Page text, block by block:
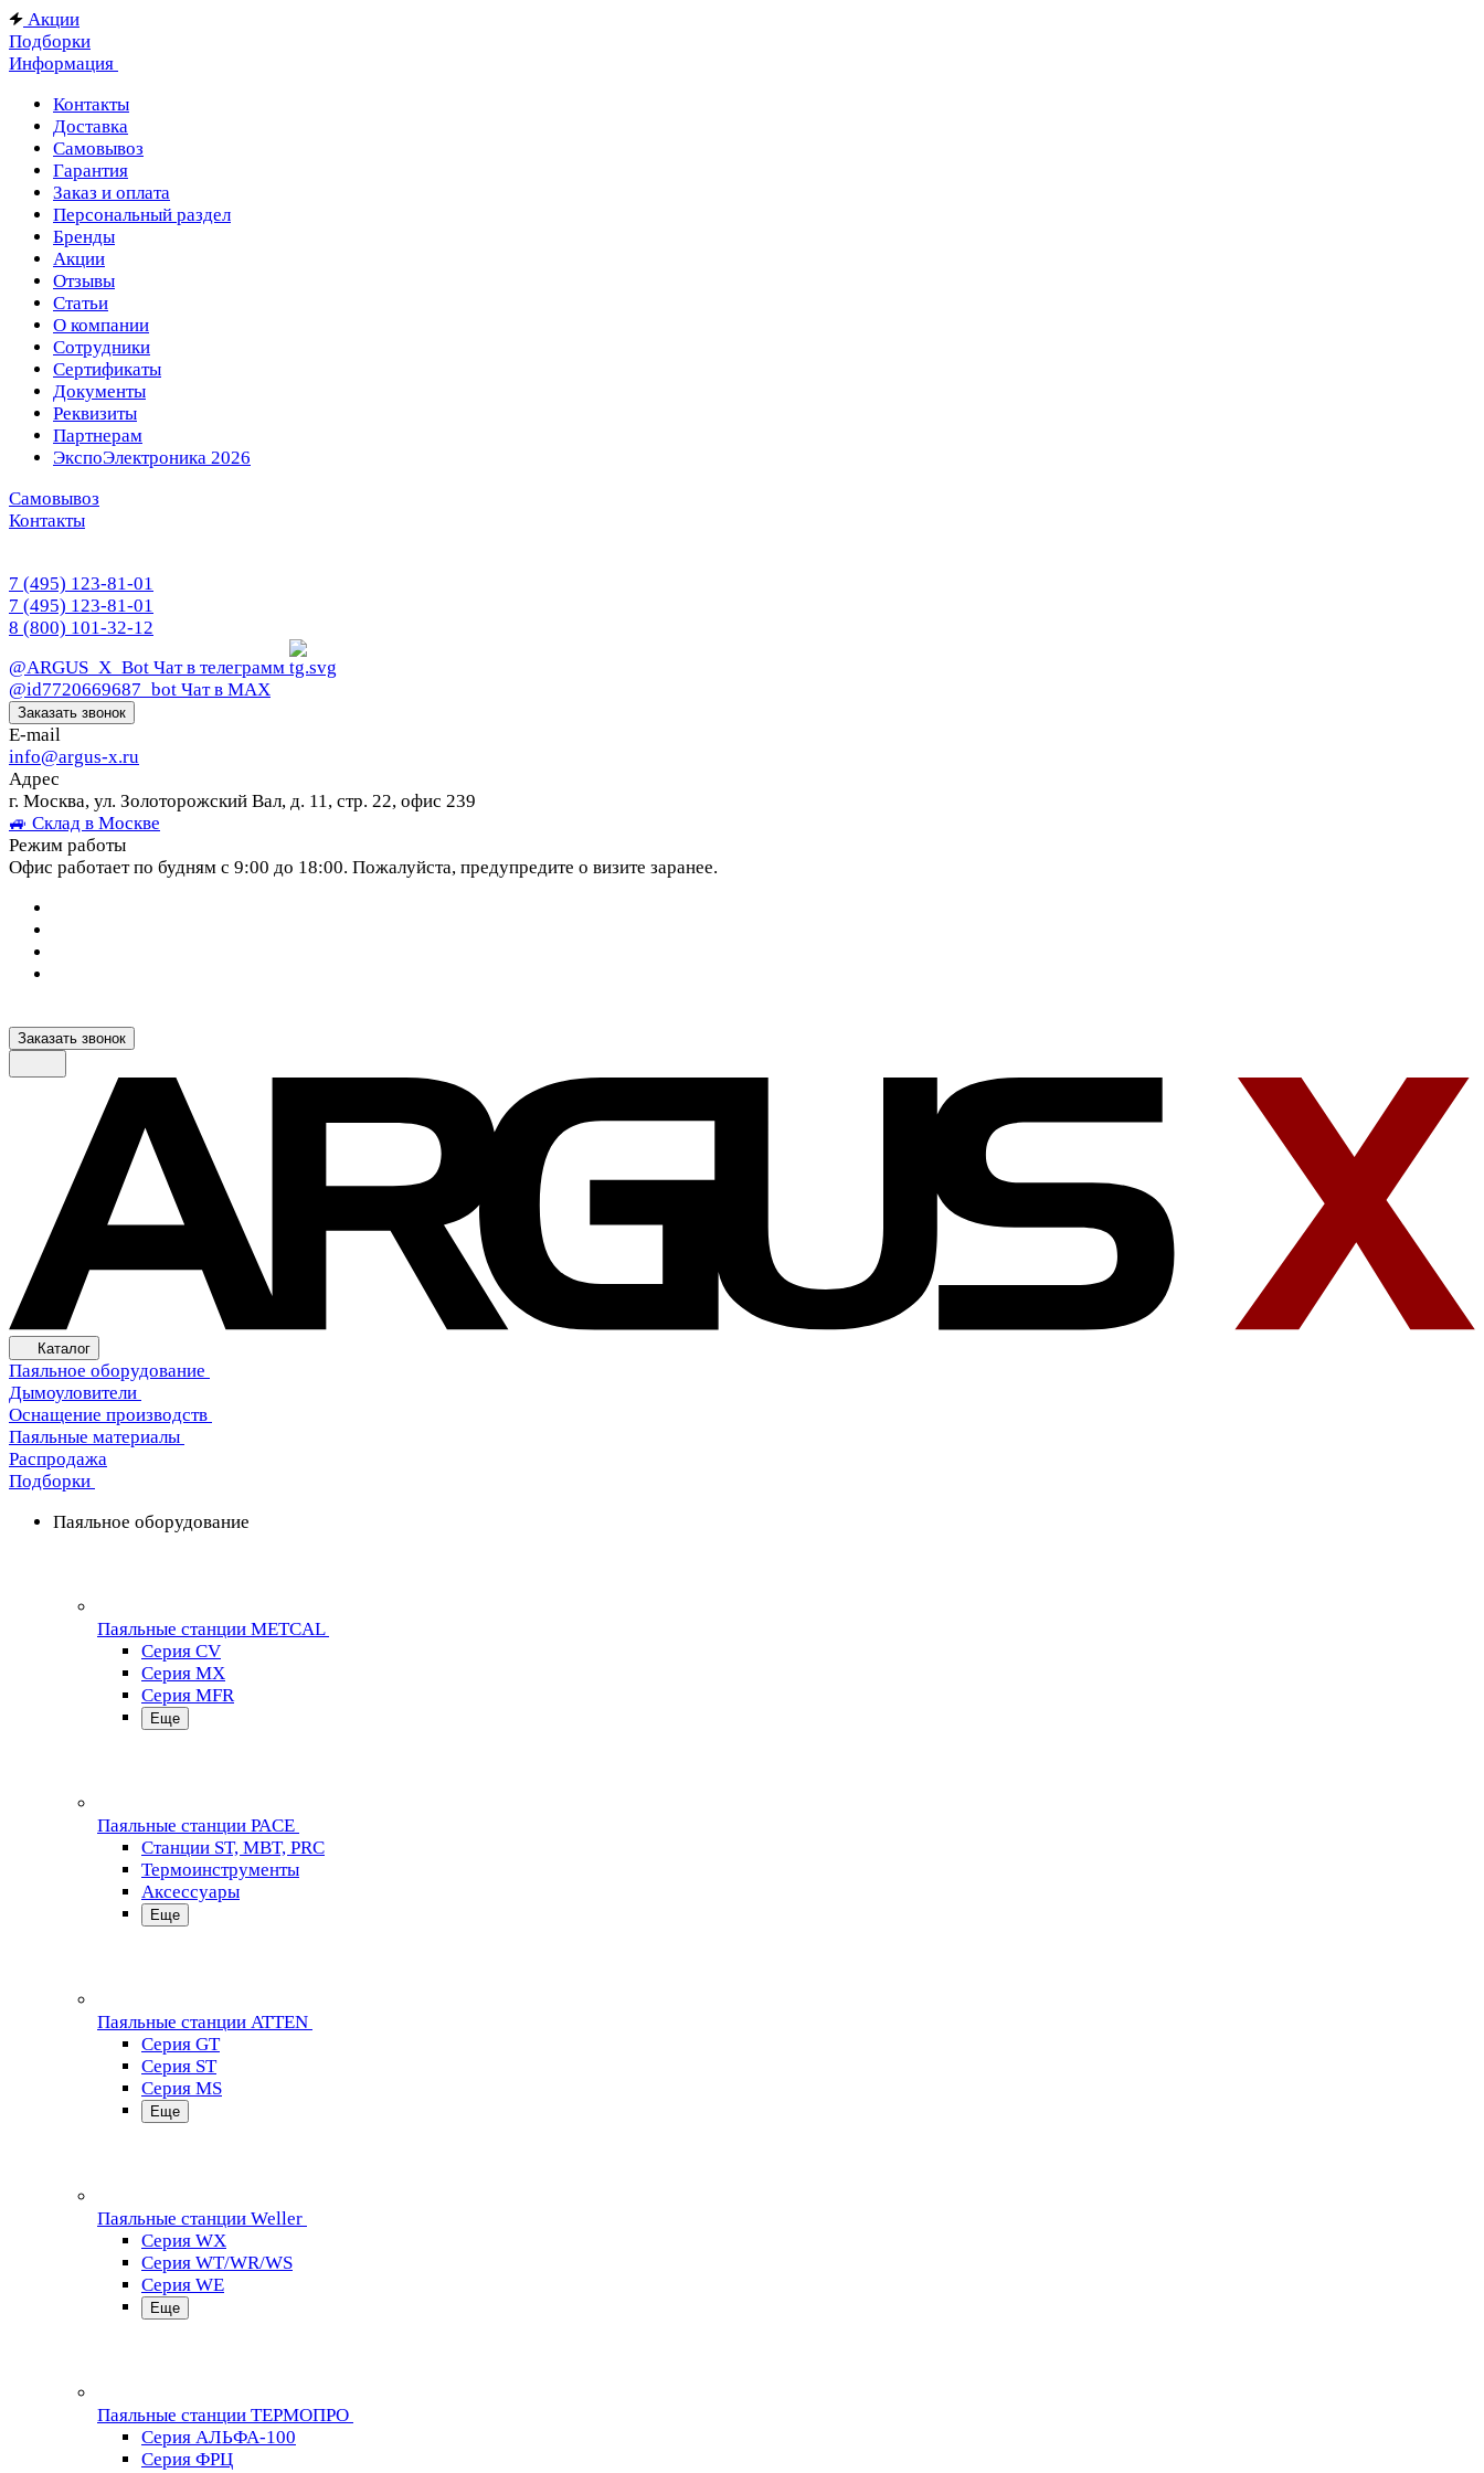
Акции
Подборки
Информация
Контакты
Доставка
Самовывоз
Гарантия
Заказ и оплата
Персональный раздел
Бренды
Акции
Отзывы
Статьи
О компании
Сотрудники
Сертификаты
Документы
Реквизиты
Партнерам
ЭкспоЭлектроника 2026
Самовывоз
Контакты
7 (495) 123-81-01
7 (495) 123-81-01
8 (800) 101-32-12
@ARGUS_X_Bot Чат в телеграмм
@id7720669687_bot Чат в МАХ
Заказать звонок
E-mail
info@argus-x.ru
Адрес
г. Москва, ул. Золоторожский Вал, д. 11, стр. 22, офис 239
🚙 Склад в Москве
Режим работы
Офис работает по будням с 9:00 до 18:00. Пожалуйста, предупредите о визите заранее.
Заказать звонок
Каталог
Паяльное оборудование
Дымоуловители
Оснащение производств
Паяльные материалы
Распродажа
Подборки
Паяльное оборудование
Паяльные станции METCAL
Серия CV
Серия MX
Серия MFR
Еще
Паяльные станции PACE
Станции ST, MBT, PRC
Термоинструменты
Аксессуары
Еще
Паяльные станции ATTEN
Серия GT
Серия ST
Серия MS
Еще
Паяльные станции Weller
Серия WX
Серия WT/WR/WS
Серия WE
Еще
Паяльные станции ТЕРМОПРО
Серия АЛЬФА-100
Серия ФРЦ